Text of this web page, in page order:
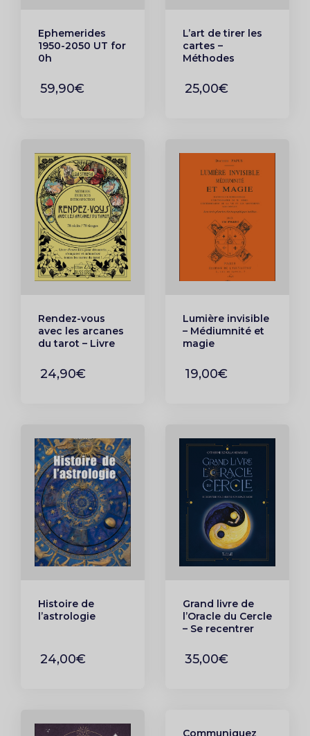
Ephemerides
1950-2050 UT for
0h
Fracais Anglais
59,90€
L’art de tirer les
cartes –
Méthodes
d’après les
Maîtres de la
25,00€
Rendez-vous
avec les arcanes
du tarot – Livre
découvrir,
s’emparer et
24,90€
Lumière invisible
– Médiumnité et
magie
19,00€
Histoire de
l’astrologie
24,00€
Grand livre de
l’Oracle du Cercle
– Se recentrer
espace sacré
35,00€
Communiquez